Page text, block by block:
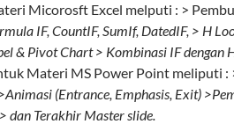
Micorosft Excel melputi : >
IF, CountIF, SumIf, DatedIF, > H
& Pivot Chart > Kombinasi IF dengan
Materi MS Power Point meliputi :
(Entrance, Emphasis, Exit)
dan Terakhir Master slide.